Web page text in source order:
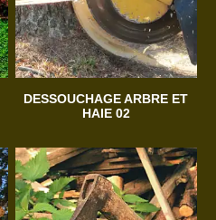
DESSOUCHAGE ARBRE ET
HAIE 02